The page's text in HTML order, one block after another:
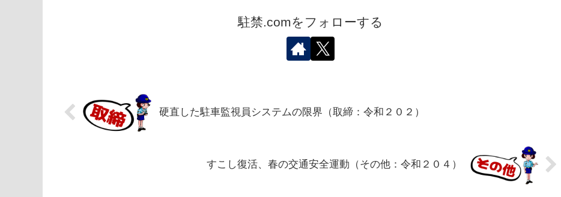
駐禁.comをフォローする
硬直した駐車監視員システムの限界（取締：令和２０２）
すこし復活、春の交通安全運動（その他：令和２０４）